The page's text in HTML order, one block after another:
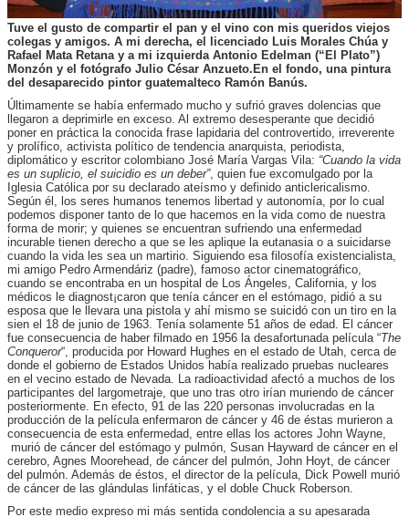
Tuve el gusto de compartir el pan y el vino con mis queridos viejos
colegas y amigos. A mi derecha, el licenciado Luis Morales Chúa y
Rafael Mata Retana y a mi izquierda Antonio Edelman (“El Plato”)
Monzón y el fotógrafo Julio César Anzueto.En el fondo, una pintura
del desaparecido pintor guatemalteco Ramón Banús.
Últimamente se había enfermado mucho y sufrió graves dolencias que
llegaron a deprimirle en exceso. Al extremo desesperante que decidió
poner en práctica la conocida frase lapidaria del controvertido, irreverente
y prolífico, activista político de tendencia anarquista, periodista,
diplomático y escritor colombiano José María Vargas Vila: “Cuando la vida
es un suplicio, el suicidio es un deber”, quien fue excomulgado por la
Iglesia Católica por su declarado ateísmo y definido anticlericalismo.
Según él, los seres humanos tenemos libertad y autonomía, por lo cual
podemos disponer tanto de lo que hacemos en la vida como de nuestra
forma de morir; y quienes se encuentran sufriendo una enfermedad
incurable tienen derecho a que se les aplique la eutanasia o a suicidarse
cuando la vida les sea un martirio. Siguiendo esa filosofía existencialista,
mi amigo Pedro Armendáriz (padre), famoso actor cinematográfico,
cuando se encontraba en un hospital de Los Ángeles, California, y los
médicos le diagnost¡caron que tenía cáncer en el estómago, pidió a su
esposa que le llevara una pistola y ahí mismo se suicidó con un tiro en la
sien el 18 de junio de 1963. Tenía solamente 51 años de edad. El cáncer
fue consecuencia de haber filmado en 1956 la desafortunada película “The
Conqueror“, producida por Howard Hughes en el estado de Utah, cerca de
donde el gobierno de Estados Unidos había realizado pruebas nucleares
en el vecino estado de Nevada. La radioactividad afectó a muchos de los
participantes del largometraje, que uno tras otro irían muriendo de cáncer
posteriormente. En efecto, 91 de las 220 personas involucradas en la
producción de la película enfermaron de cáncer y 46 de éstas murieron a
consecuencia de esta enfermedad, entre ellas los actores John Wayne,
murió de cáncer del estómago y pulmón, Susan Hayward de cáncer en el
cerebro, Agnes Moorehead, de cáncer del pulmón, John Hoyt, de cáncer
del pulmón. Además de éstos, el director de la película, Dick Powell murió
de cáncer de las glándulas linfáticas, y el doble Chuck Roberson.
Por este medio expreso mi más sentida condolencia a su apesarada